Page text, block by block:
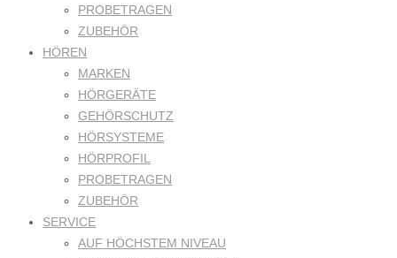
PROBETRAGEN
ZUBEHÖR
HÖREN
MARKEN
HÖRGERÄTE
GEHÖRSCHUTZ
HÖRSYSTEME
HÖRPROFIL
PROBETRAGEN
ZUBEHÖR
SERVICE
AUF HÖCHSTEM NIVEAU